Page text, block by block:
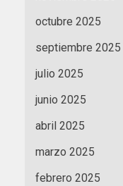
octubre 2025
septiembre 2025
julio 2025
junio 2025
abril 2025
marzo 2025
febrero 2025